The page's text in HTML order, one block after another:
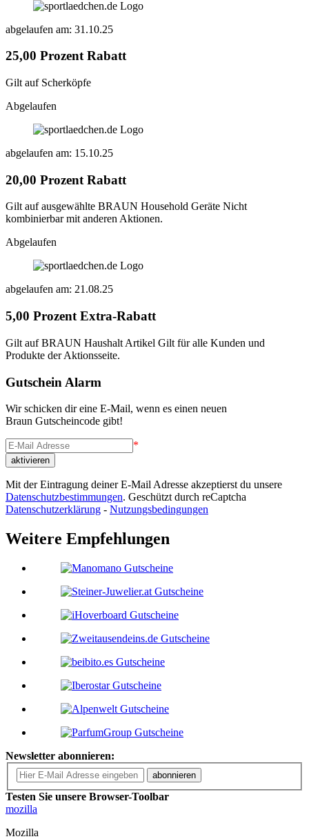
abgelaufen am: 31.10.25
25,00 Prozent Rabatt
Gilt auf Scherköpfe
Abgelaufen
abgelaufen am: 15.10.25
20,00 Prozent Rabatt
Gilt auf ausgewählte BRAUN Household Geräte Nicht
kombinierbar mit anderen Aktionen.
Abgelaufen
abgelaufen am: 21.08.25
5,00 Prozent Extra-Rabatt
Gilt auf BRAUN Haushalt Artikel Gilt für alle Kunden und
Produkte der Aktionsseite.
Gutschein Alarm
Wir schicken dir eine E-Mail, wenn es einen neuen
Braun Gutscheincode gibt!
*
Mit der Eintragung deiner E-Mail Adresse akzeptierst du unsere
Datenschutzbestimmungen. Geschützt durch reCaptcha
Datenschutzerklärung - Nutzungsbedingungen
Weitere Empfehlungen
Newsletter abonnieren:
abonnieren
Testen Sie unsere Browser-Toolbar
mozilla
Mozilla